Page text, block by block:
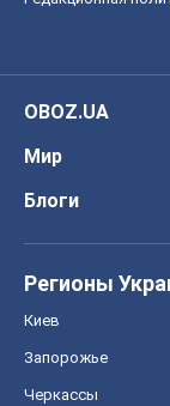
OBOZ.UA
Мир
Блоги
Регионы
Киев
Запорожье
Черкассы